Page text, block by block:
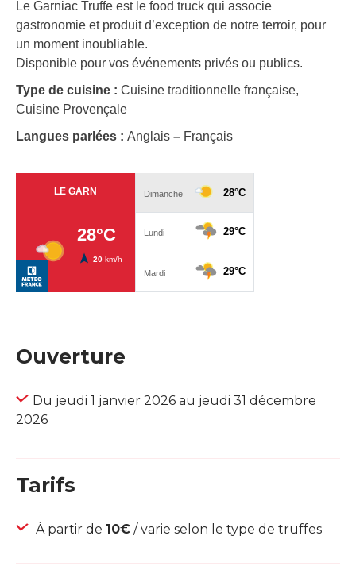
Le Garniac Truffe est le food truck qui associe
gastronomie et produit d’exception de notre terroir, pour
un moment inoubliable.
Disponible pour vos événements privés ou publics.
Type de cuisine : Cuisine traditionnelle française,
Cuisine Provençale
Langues parlées : Anglais – Français
Ouverture
Du jeudi 1 janvier 2026 au jeudi 31 décembre
2026
Tarifs
À partir de 10€ / varie selon le type de truffes